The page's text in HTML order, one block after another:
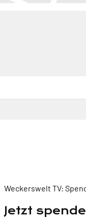
Weckerswelt TV:
Jetzt